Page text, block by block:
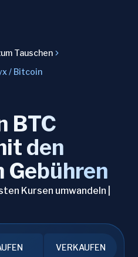
Tauschen
/ Bitcoin
BTC
den
Kursen umwandeln |
VERKAUFEN